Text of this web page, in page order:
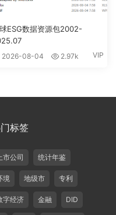
ESG数据资源包2002-
2026-08-04 2.97k VIP
标签
市公司 统计年鉴
境 地级市 专利
字经济 金融 DID